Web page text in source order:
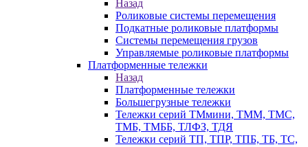
Назад
Роликовые системы перемещения
Подкатные роликовые платформы
Системы перемещения грузов
Управляемые роликовые платформы
Платформенные тележки
Назад
Платформенные тележки
Большегрузные тележки
Тележки серий ТМмини, ТММ, ТМС,
ТМБ, ТМББ, ТЛФЗ, ТДЯ
Тележки серий ТП, ТПР, ТПБ, ТБ, ТС,